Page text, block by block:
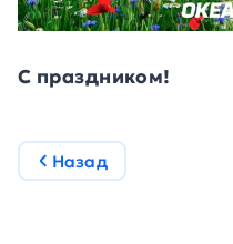
С праздником!
Назад